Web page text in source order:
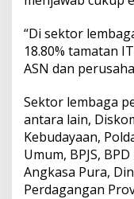
“Di sektor
18.80% tamatan
ASN dan
Sektor lembaga
antara lain,
Kebudayaan,
Umum, BPJS,
Angkasa Pura,
Perdagangan